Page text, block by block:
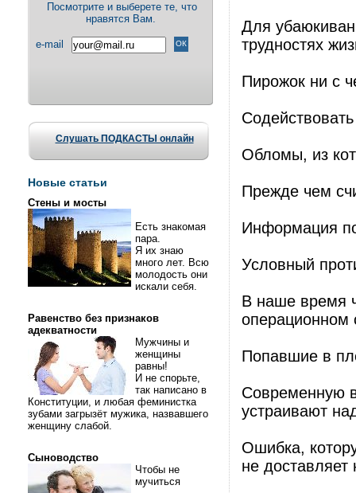
Посмотрите и выберете те, что
нравятся Вам.
e-mail
Слушать ПОДКАСТЫ онлайн
Новые статьи
Стены и мосты
Есть знакомая
пара.
Я их знаю
много лет. Всю
молодость они
искали себя.
Равенство без признаков
адекватности
Мужчины и
женщины
равны!
И не спорьте,
так написано в
Конституции, и любая феминистка
зубами загрызёт мужика, назвавшего
женщину слабой.
Сыноводство
Чтобы не
мучиться
Для
трудностях
Пирожок ни с
Обломы, из
Прежде чем
Информация
Условный
В наше время
операционном
Попавшие в
Современную
устраивают
Ошибка,
не доставляет